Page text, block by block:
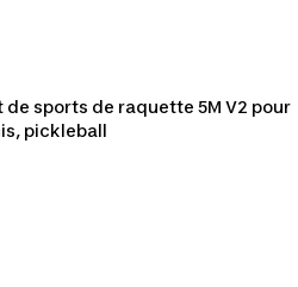
de sports de raquette 5M V2 pour
pickleball